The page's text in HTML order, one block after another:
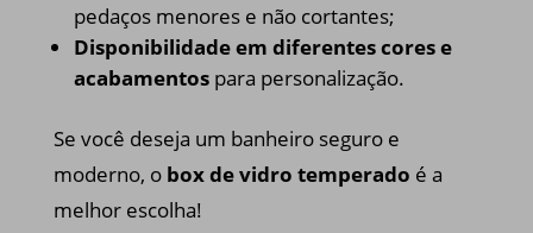
pedaços menores e não cortantes;
Disponibilidade em diferentes cores e
acabamentospara personalização.
Se você deseja um banheiro seguro e
moderno, o box de vidro temperado é a
melhor escolha!